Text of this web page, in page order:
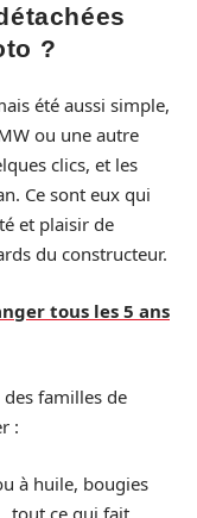
?
été aussi simple,
ou une autre
clics, et les
Ce sont eux qui
et plaisir de
du constructeur.
tous les 5 ans
familles de
:
à huile, bougies
tout ce qui fait